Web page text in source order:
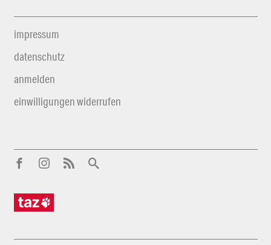
impressum
datenschutz
anmelden
einwilligungen widerrufen